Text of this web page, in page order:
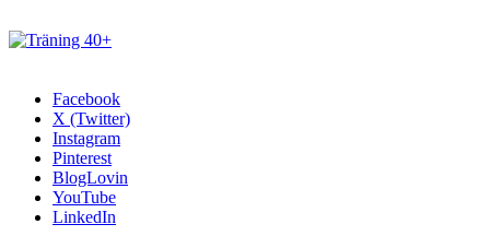
Facebook
X (Twitter)
Instagram
Pinterest
BlogLovin
YouTube
LinkedIn